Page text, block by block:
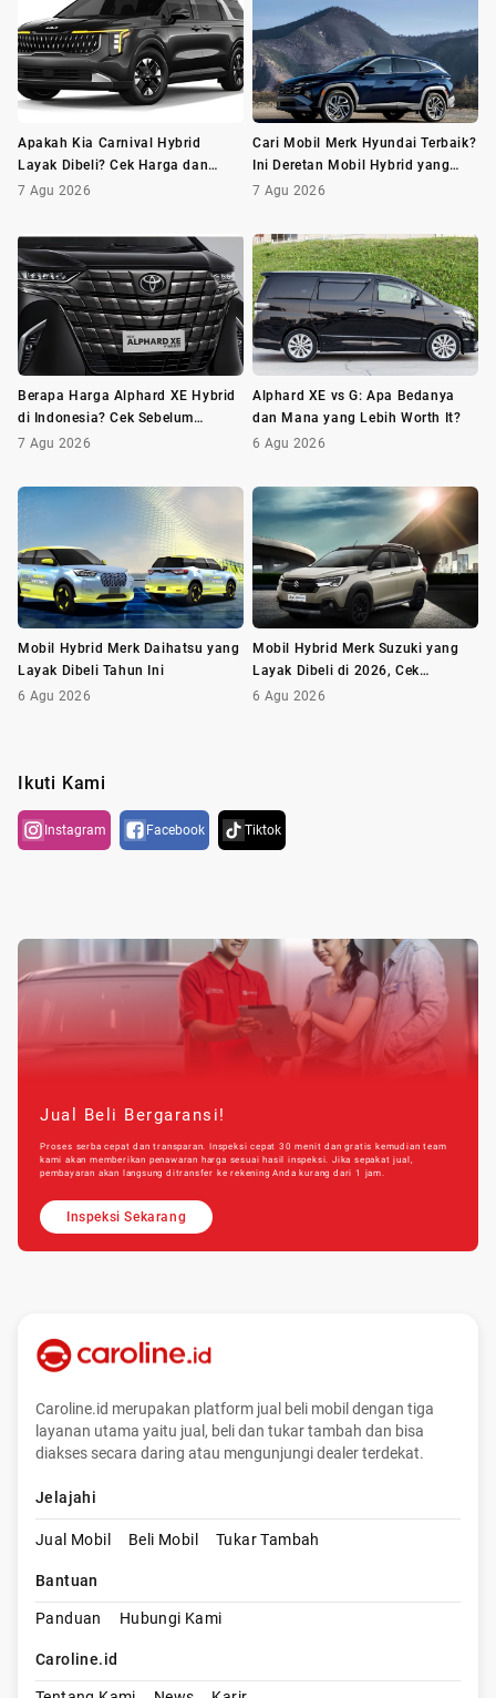
Apakah Kia Carnival Hybrid
Layak Dibeli? Cek Harga dan
Minusnya Dulu
7 Agu 2026
Cari Mobil Merk Hyundai Terbaik?
Ini Deretan Mobil Hybrid yang
Wajib Dilirik
7 Agu 2026
Berapa Harga Alphard XE Hybrid
di Indonesia? Cek Sebelum
Membeli
7 Agu 2026
Alphard XE vs G: Apa Bedanya
dan Mana yang Lebih Worth It?
6 Agu 2026
Mobil Hybrid Merk Daihatsu yang
Layak Dibeli Tahun Ini
6 Agu 2026
Mobil Hybrid Merk Suzuki yang
Layak Dibeli di 2026, Cek
Daftarnya!
6 Agu 2026
Ikuti Kami
Instagram Facebook Tiktok
Jual Beli Bergaransi!
Proses serba cepat dan transparan. Inspeksi cepat 30 menit dan gratis kemudian team
kami akan memberikan penawaran harga sesuai hasil inspeksi. Jika sepakat jual,
pembayaran akan langsung ditransfer ke rekening Anda kurang dari 1 jam.
Inspeksi Sekarang
Caroline.id merupakan platform jual beli mobil dengan tiga
layanan utama yaitu jual, beli dan tukar tambah dan bisa
diakses secara daring atau mengunjungi dealer terdekat.
Jelajahi
Jual Mobil Beli Mobil Tukar Tambah
Bantuan
Panduan Hubungi Kami
Caroline.id